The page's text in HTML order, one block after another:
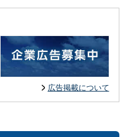
広告掲載について